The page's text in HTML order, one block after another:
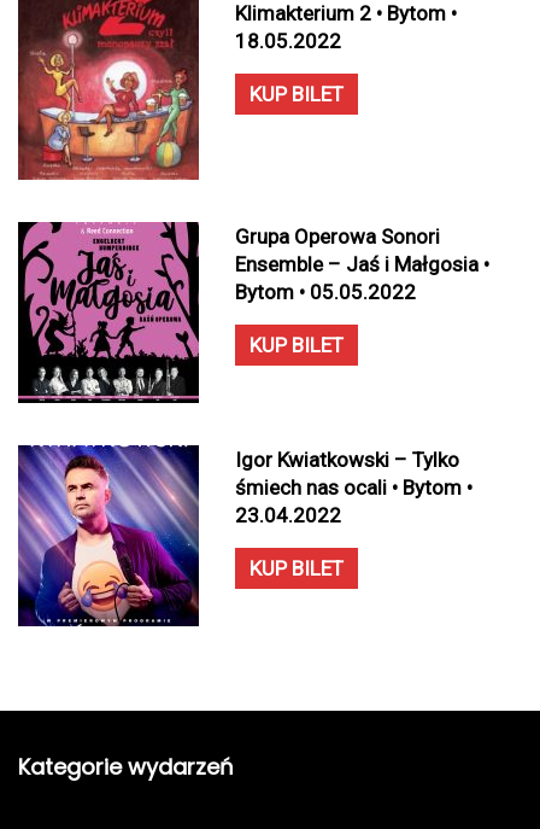
Klimakterium 2 • Bytom •
18.05.2022
KUP BILET
Grupa Operowa Sonori
Ensemble – Jaś i Małgosia •
Bytom • 05.05.2022
KUP BILET
Igor Kwiatkowski – Tylko
śmiech nas ocali • Bytom •
23.04.2022
KUP BILET
Kategorie wydarzeń